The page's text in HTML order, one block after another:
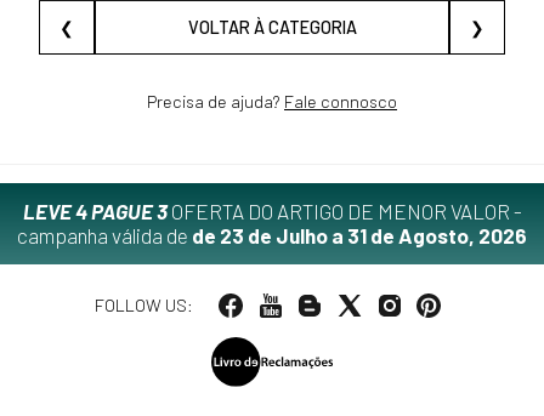
❮ VOLTAR À CATEGORIA ❯
Precisa de ajuda? Fale connosco
LEVE 4 PAGUE 3OFERTA DO ARTIGO DE MENOR VALOR -
campanha válida de de 23 de Julho a 31 de Agosto, 2026
FOLLOW US: